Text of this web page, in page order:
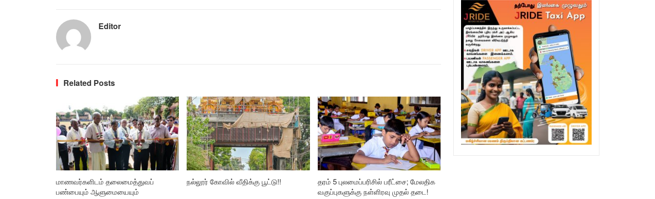
Editor
Related Posts
மாணவர்களிடம் தலைமைத்துவப்
பண்பையும் ஆளுமையையும்
நல்லூர் கோவில் வீதிக்கு பூட்டு!!
தரம் 5 புலமைப்பரிசில் பரீட்சை; மேலதிக
வகுப்புகளுக்கு நள்ளிரவு முதல் தடை!